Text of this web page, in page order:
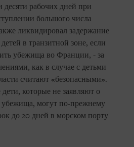
десяти рабочих дней при
большого числа
ликвидировал задержание
в транзитной зоне, если
убежища во Франции, - за
как в случае с детьми
считают «безопасными».
которые не заявляют о
убежища, могут по-прежнему
до 20 дней в морском порту